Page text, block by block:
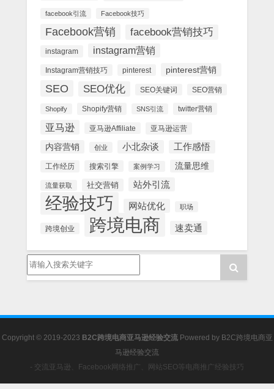
facebook引流 Facebook技巧
Facebook营销 facebook营销技巧
instagram instagram营销
Instagram营销技巧 pinterest pinterest营销
SEO SEO优化 SEO关键词 SEO营销
Shopify Shopify营销 SNS引流 twitter营销
亚马逊 亚马逊Affiliate 亚马逊运营
内容营销 创业 小北杂谈 工作感悟
工作经历 搜索引擎 案例学习 流量思维
流量获取 社交营销 站外引流
经验技巧 网站优化 职场
跨境创业 跨境电商 速卖通
Copyright © 2019-2023 B2C跨境电商亚马逊经验交流 Powered by B2C跨境电商亚
马逊经验交流
- 交流亚马逊、Facebook网络推广、网站SEO等电商推广经验技巧